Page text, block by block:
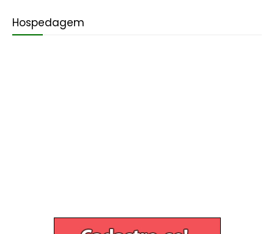
Hospedagem